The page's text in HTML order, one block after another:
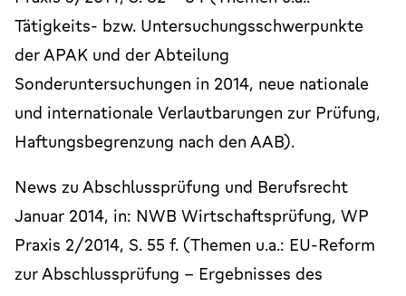
Tätigkeits- bzw. Untersuchungsschwerpunkte
der APAK und der Abteilung
Sonderuntersuchungen in 2014, neue nationale
und internationale Verlautbarungen zur Prüfung,
Haftungsbegrenzung nach den AAB).
News zu Abschlussprüfung und Berufsrecht
Januar 2014, in: NWB Wirtschaftsprüfung, WP
Praxis 2/2014, S. 55 f. (Themen u.a.: EU-Reform
zur Abschlussprüfung – Ergebnisses des